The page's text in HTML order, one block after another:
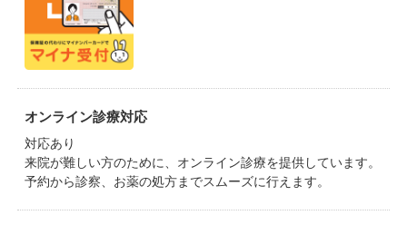
オンライン診療対応
対応あり
来院が難しい方のために、オンライン診療を提供しています。
予約から診察、お薬の処方までスムーズに行えます。